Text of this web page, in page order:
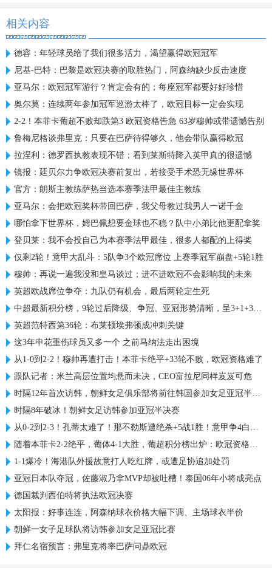
相关内容
德容：年轻球员给了我们很多活力，渴望赢得欧冠冠军
尼基-巴特：巴黎是欧冠决赛的取胜热门，阿森纳缺少反击速度
亚马尔：欧冠冠军游行？肯定会有的；每座冠军都要好好珍惜
奥尔莫：连续两年参加冠军巡游太棒了，欧冠目标一定会实现
2-2！本菲卡葡超不败却跌第3 欧冠资格告急 63岁穆帅或带遗憾告别
鲁梅尼格谈弗里克：只要在巴萨待得够久，他会带队赢得欧冠
拉涅利：德罗西执教表现不错；看到莱斯特降入英甲真的很遗憾
镜报：廷贝尔力争欧冠决赛前复出，若接受手术恐无缘世界杯
官方：朗斯主教练萨热当选本赛季法甲最佳主教练
亚马尔：会把欧冠奖杯带回巴萨，我父母教过我男人一诺千金
哪怕拿下世界杯，姆巴佩想要金球也不稳？队中小弟比他更配拿奖
登贝莱：我不会投自己为本赛季法甲最佳，很多人都配的上得奖
仅剩2轮！意甲大乱斗：5队争3个欧冠席位 上赛季冠军崩盘+5轮1胜
穆帅：再说一遍我没和皇马谈过；进不进欧冠不会影响我的未来
英超欧战席位争夺：九队仍有机会，最后两轮定生死
中超最新积分榜，9轮过后降级、争冠、亚冠形势清晰，呈3+1+3格局
英超范特西第36轮：布莱顿埃弗顿成冲刺关键
这3年申花重伤球员又多一个 之前马纳法走出困境
从1-0到2-2！穆帅再遭打击！本菲卡绝平+33轮不败，欧冠资格难了
跟队记者：米兰高层位置均悬而未决，CEO富拉尼同样岌岌可危
时隔12年首次访韩，朝鲜女足俱乐部将前往韩国参加女足亚冠半决赛
时隔8年破冰！朝鲜女足访韩参加亚冠半决赛
从0-2到2-3！孔蒂太难了！那不勒斯遭绝杀+5战1胜！意甲争4白热化
随着本菲卡2-2绝平，葡体4-1大胜，葡超积分榜出炉：欧冠资格生变
1-1爆冷！海港队外援故意打人吃红牌，或遭足协追加处罚
亚冠日本队夺冠，佐藤淑乃拿MVP却被吐槽！泰国06年小将成亮点
德国裁判西伯特将执法欧冠决赛
太阳报：好事连连，阿森纳球衣价格大幅下调、主场球衣半价
朝鲜一女子足球队将访韩参加女足亚冠比赛
拜仁名宿预言：弗里克将率巴萨问鼎欧冠